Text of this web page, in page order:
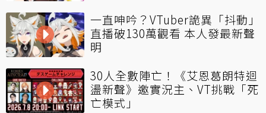
一直呻吟？VTuber詭異「抖動」
直播破130萬觀看 本人發最新聲
明
30人全數陣亡！《艾恩葛朗特迴
盪新聲》邀實況主、VT挑戰「死
亡模式」